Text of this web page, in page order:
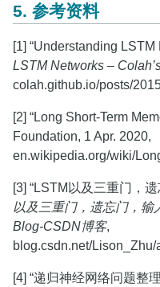
5. 参考资料
[1] “Understanding LSTM
LSTM Networks –
colah.github.io/posts/
[2] “Long Short-Term
Foundation, 1 Apr. 2020,
en.wikipedia.org/wiki/
[3] “LSTM以及三重门，
以及三重门，遗忘门，输
Blog-CSDN博客,
blog.csdn.net/
[4] “递归神经网络问题整